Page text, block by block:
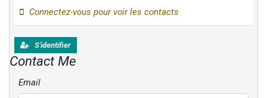
Connectez-vous pour voir les contacts
S'identifier
Contact Me
Email